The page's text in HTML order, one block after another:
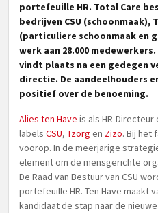
portefeuille HR. Total Care
bedrijven CSU (schoonmaak),
(particuliere schoonmaak en
werk aan 28.000
vindt plaats na een gedegen
directie. De aandeelhouders
positief over de benoeming.
Alies ten Have is als HR-
labels CSU, Tzorg en Zizo. Bij het
voorop. In de meerjarige
element om de mensgerichte
De Raad van Bestuur van CSU
portefeuille HR. Ten Have maakt
kandidaat de stap naar de